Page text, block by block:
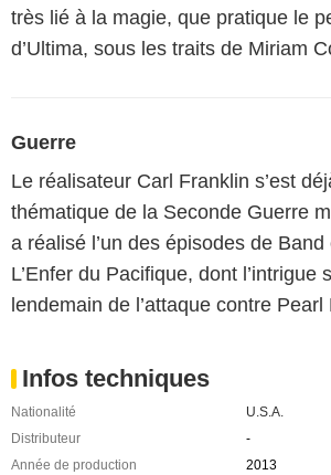
très lié à la magie, que pratique le
d’Ultima, sous les traits de Miriam
Guerre
Le réalisateur Carl Franklin s’est
thématique de la Seconde Guerre
a réalisé l’un des épisodes de
L’Enfer du Pacifique, dont l’intrigue
lendemain de l’attaque contre Pearl
Infos techniques
Nationalité
U.S.A.
Distributeur
-
Année de production
2013